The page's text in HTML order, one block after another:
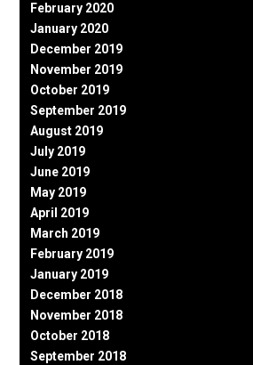
February 2020
January 2020
December 2019
November 2019
October 2019
September 2019
August 2019
July 2019
June 2019
May 2019
April 2019
March 2019
February 2019
January 2019
December 2018
November 2018
October 2018
September 2018